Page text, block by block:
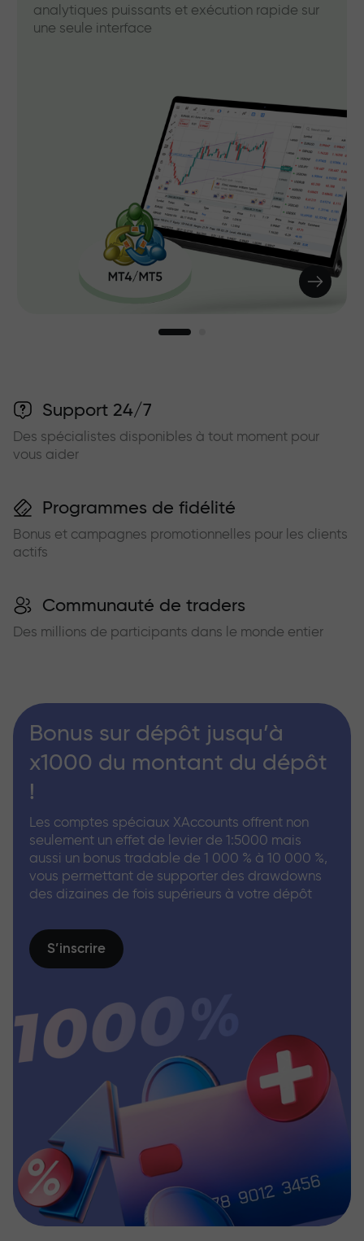
analytiques puissants et exécution rapide sur
une seule interface
Support 24/7
Des spécialistes disponibles à tout moment pour
vous aider
Programmes de fidélité
Bonus et campagnes promotionnelles pour les clients
actifs
Communauté de traders
Des millions de participants dans le monde entier
Bonus sur dépôt jusqu’à
x1000 du montant du dépôt
!
Les comptes spéciaux XAccounts offrent non
seulement un effet de levier de 1:5000 mais
aussi un bonus tradable de 1 000 % à 10 000 %,
vous permettant de supporter des drawdowns
des dizaines de fois supérieurs à votre dépôt
S’inscrire